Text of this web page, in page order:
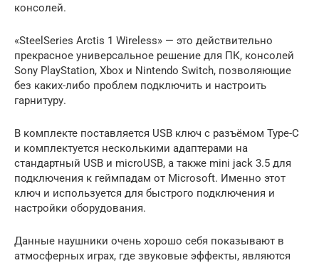
консолей.
«SteelSeries Arctis 1 Wireless» — это действительно
прекрасное универсальное решение для ПК, консолей
Sony PlayStation, Xbox и Nintendo Switch, позволяющие
без каких-либо проблем подключить и настроить
гарнитуру.
В комплекте поставляется USB ключ с разъёмом Type-C
и комплектуется несколькими адаптерами на
стандартный USB и microUSB, а также mini jack 3.5 для
подключения к геймпадам от Microsoft. Именно этот
ключ и используется для быстрого подключения и
настройки оборудования.
Данные наушники очень хорошо себя показывают в
атмосферных играх, где звуковые эффекты, являются